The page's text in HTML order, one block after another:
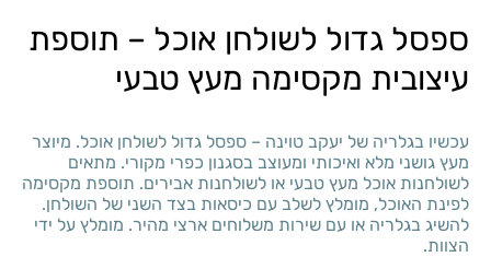
ספסל גדול לשולחן אוכל – תוספת
עיצובית מקסימה מעץ טבעי
עכשיו בגלריה של יעקב טוינה – ספסל גדול לשולחן אוכל. מיוצר
מעץ גושני מלא ואיכותי ומעוצב בסגנון כפרי מקורי. מתאים
לשולחנות אוכל מעץ טבעי או לשולחנות אבירים. תוספת מקסימה
לפינת האוכל, מומלץ לשלב עם כיסאות בצד השני של השולחן.
להשיג בגלריה או עם שירות משלוחים ארצי מהיר. מומלץ על ידי
הצוות.